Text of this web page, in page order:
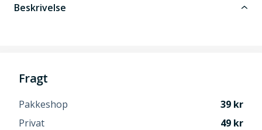
Beskrivelse
Fragt
Pakkeshop
39
Privat
49